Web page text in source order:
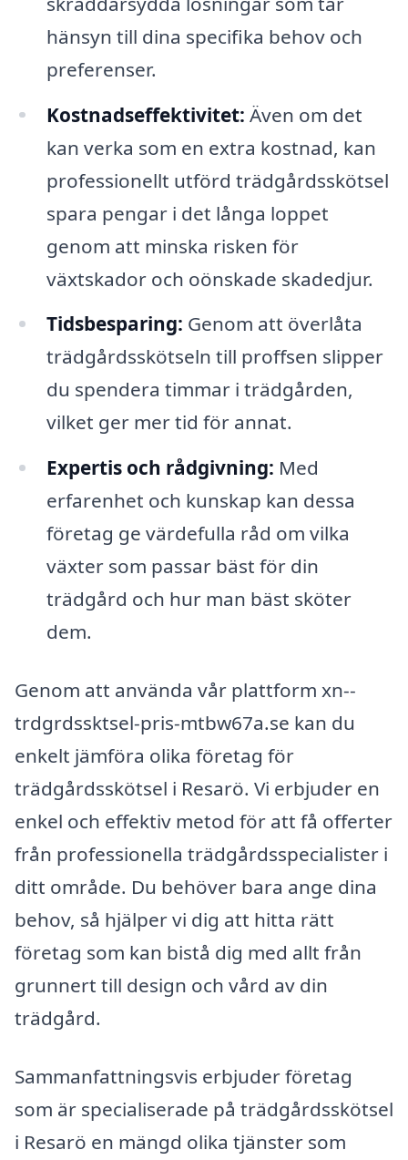
hänsyn till dina specifika behov och
preferenser.
Kostnadseffektivitet: Även om det
kan verka som en extra kostnad, kan
professionellt utförd trädgårdsskötsel
spara pengar i det långa loppet
genom att minska risken för
växtskador och oönskade skadedjur.
Tidsbesparing: Genom att överlåta
trädgårdsskötseln till proffsen slipper
du spendera timmar i trädgården,
vilket ger mer tid för annat.
Expertis och rådgivning: Med
erfarenhet och kunskap kan dessa
företag ge värdefulla råd om vilka
växter som passar bäst för din
trädgård och hur man bäst sköter
dem.
Genom att använda vår plattform xn--
trdgrdssktsel-pris-mtbw67a.se kan du
enkelt jämföra olika företag för
trädgårdsskötsel i Resarö. Vi erbjuder en
enkel och effektiv metod för att få offerter
från professionella trädgårdsspecialister i
ditt område. Du behöver bara ange dina
behov, så hjälper vi dig att hitta rätt
företag som kan bistå dig med allt från
grunnert till design och vård av din
trädgård.
Sammanfattningsvis erbjuder företag
som är specialiserade på trädgårdsskötsel
i Resarö en mängd olika tjänster som